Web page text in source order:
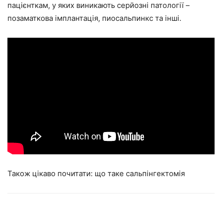
пацієнткам, у яких виникають серйозні патології –
позаматкова імплантація, пиосальпинкс та інші.
Також цікаво почитати: що таке сальпінгектомія